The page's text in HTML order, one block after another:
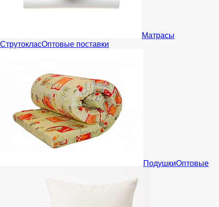
Матрасы
СтрутокласОптовые поставки
ПодушкиОптовые